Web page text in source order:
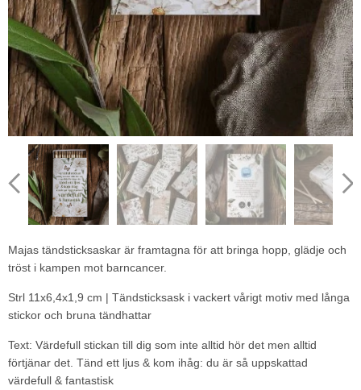
Majas tändsticksaskar är framtagna för att bringa hopp, glädje och
tröst i kampen mot barncancer.
Strl 11x6,4x1,9 cm | Tändsticksask i vackert vårigt motiv med långa
stickor och bruna tändhattar
Text: Värdefull stickan till dig som inte alltid hör det men alltid
förtjänar det. Tänd ett ljus & kom ihåg: du är så uppskattad
värdefull & fantastisk